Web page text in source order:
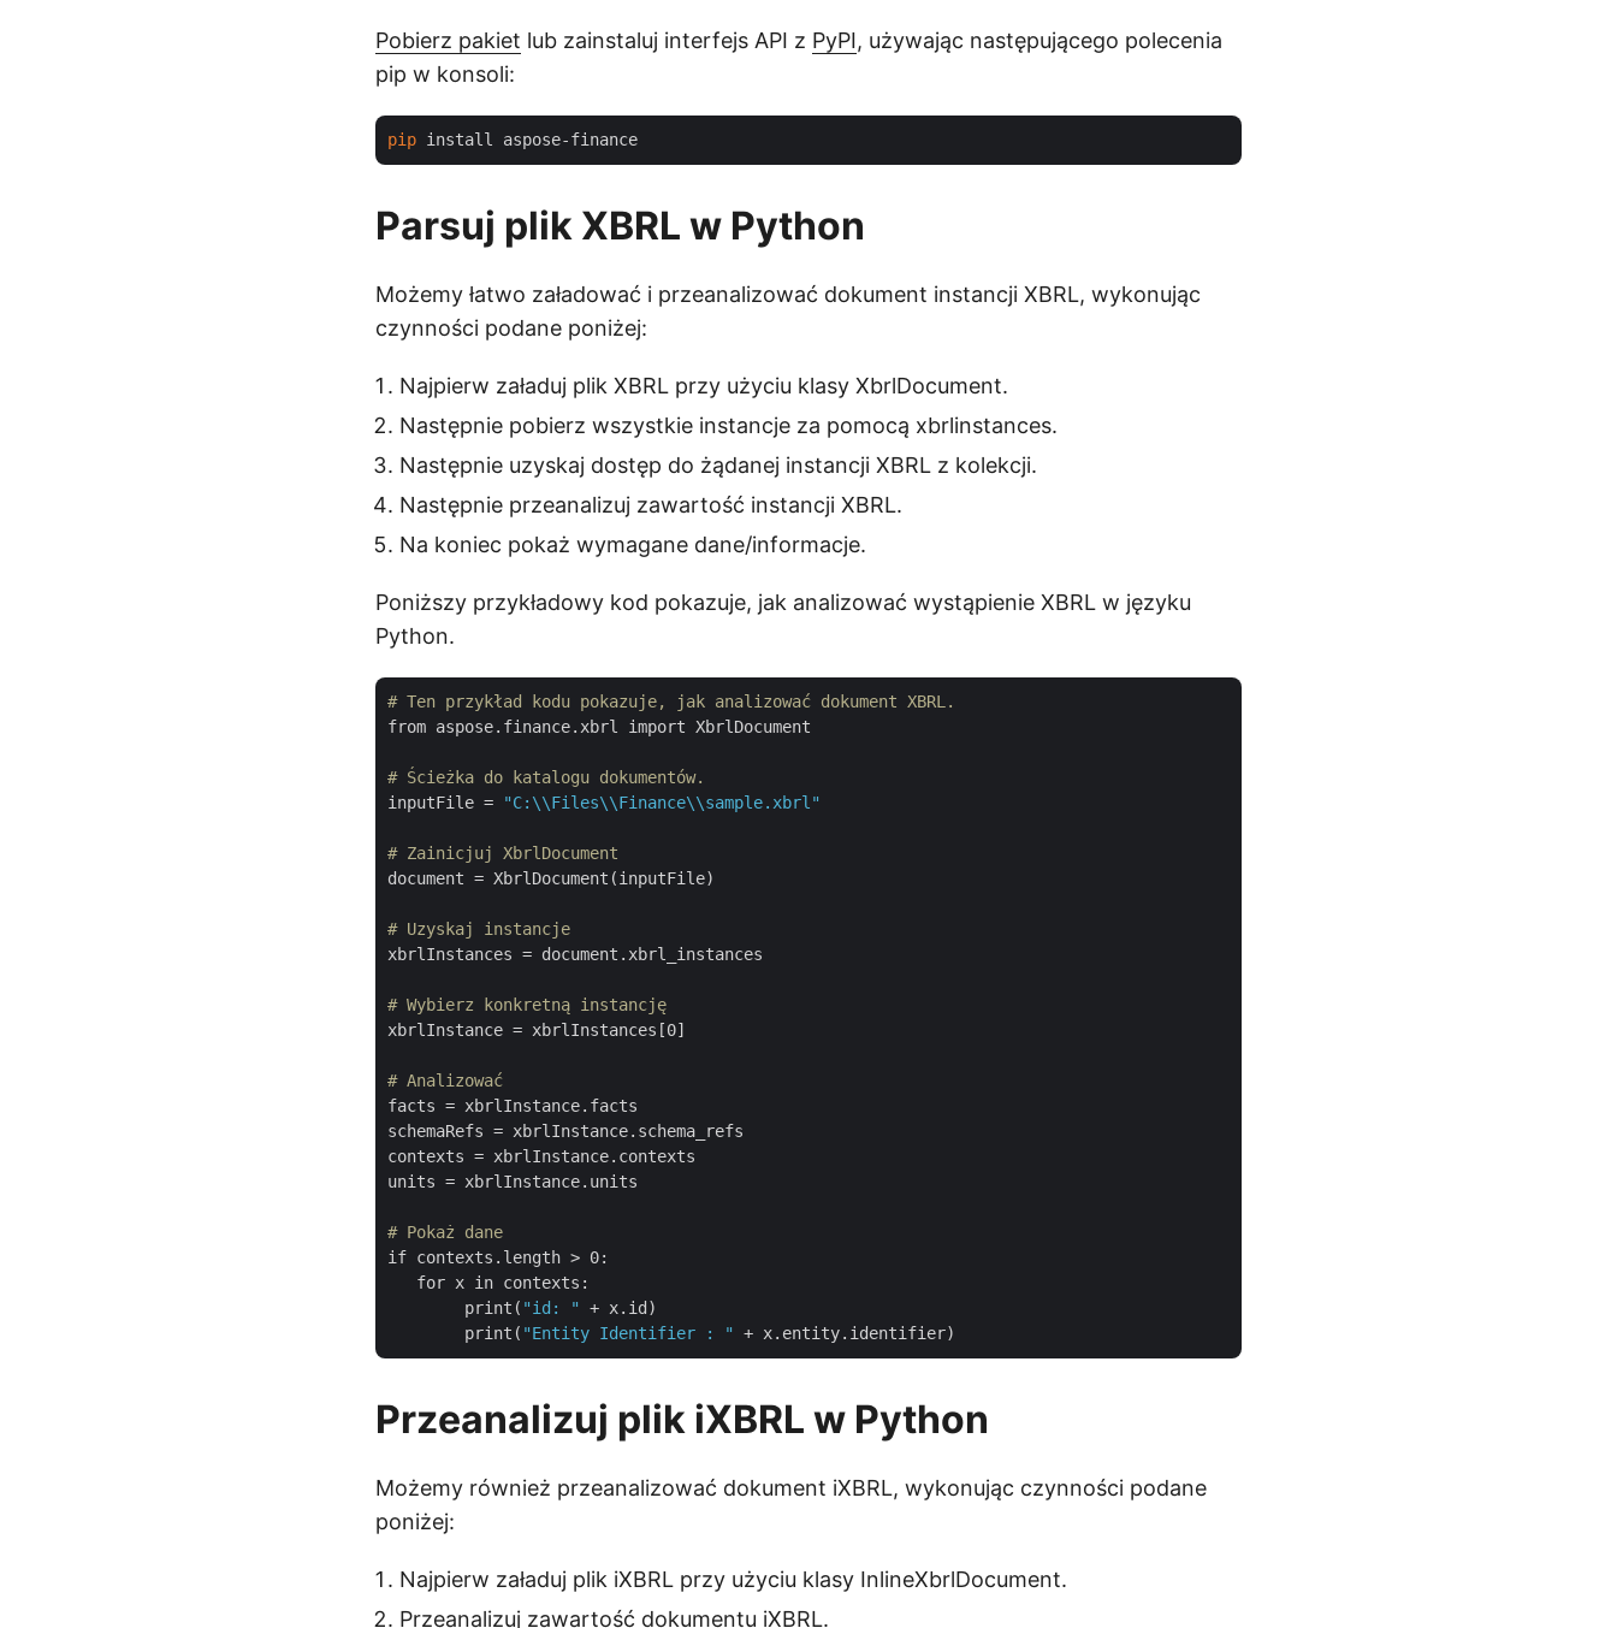
Pobierz pakiet lub zainstaluj interfejs API z PyPI, używając następującego polecenia
pip w konsoli:
pip
Parsuj plik XBRL w Python
Możemy łatwo załadować i przeanalizować dokument instancji XBRL, wykonując
czynności podane poniżej:
Najpierw załaduj plik XBRL przy użyciu klasy XbrlDocument.
Następnie pobierz wszystkie instancje za pomocą xbrlinstances.
Następnie uzyskaj dostęp do żądanej instancji XBRL z kolekcji.
Następnie przeanalizuj zawartość instancji XBRL.
Na koniec pokaż wymagane dane/informacje.
Poniższy przykładowy kod pokazuje, jak analizować wystąpienie XBRL w języku
Python.
# Ten przykład kodu pokazuje, jak analizować dokument XBRL.
from aspose.finance.xbrl import XbrlDocument
# Ścieżka do katalogu dokumentów.
inputFile =
"C:\\Files\\Finance\\sample.xbrl"
# Zainicjuj XbrlDocument
document = XbrlDocument(inputFile)
# Uzyskaj instancje
xbrlInstances = document.xbrl_instances
# Wybierz konkretną instancję
xbrlInstance = xbrlInstances[0]
# Analizować
facts = xbrlInstance.facts
schemaRefs = xbrlInstance.schema_refs
contexts = xbrlInstance.contexts
units = xbrlInstance.units
# Pokaż dane
if contexts.length > 0:
   for x in contexts:
        print(
"id: "
+ x.id)
        print(
"Entity Identifier : "
Przeanalizuj plik iXBRL w Python
Możemy również przeanalizować dokument iXBRL, wykonując czynności podane
poniżej:
Najpierw załaduj plik iXBRL przy użyciu klasy InlineXbrlDocument.
Przeanalizuj zawartość dokumentu iXBRL.